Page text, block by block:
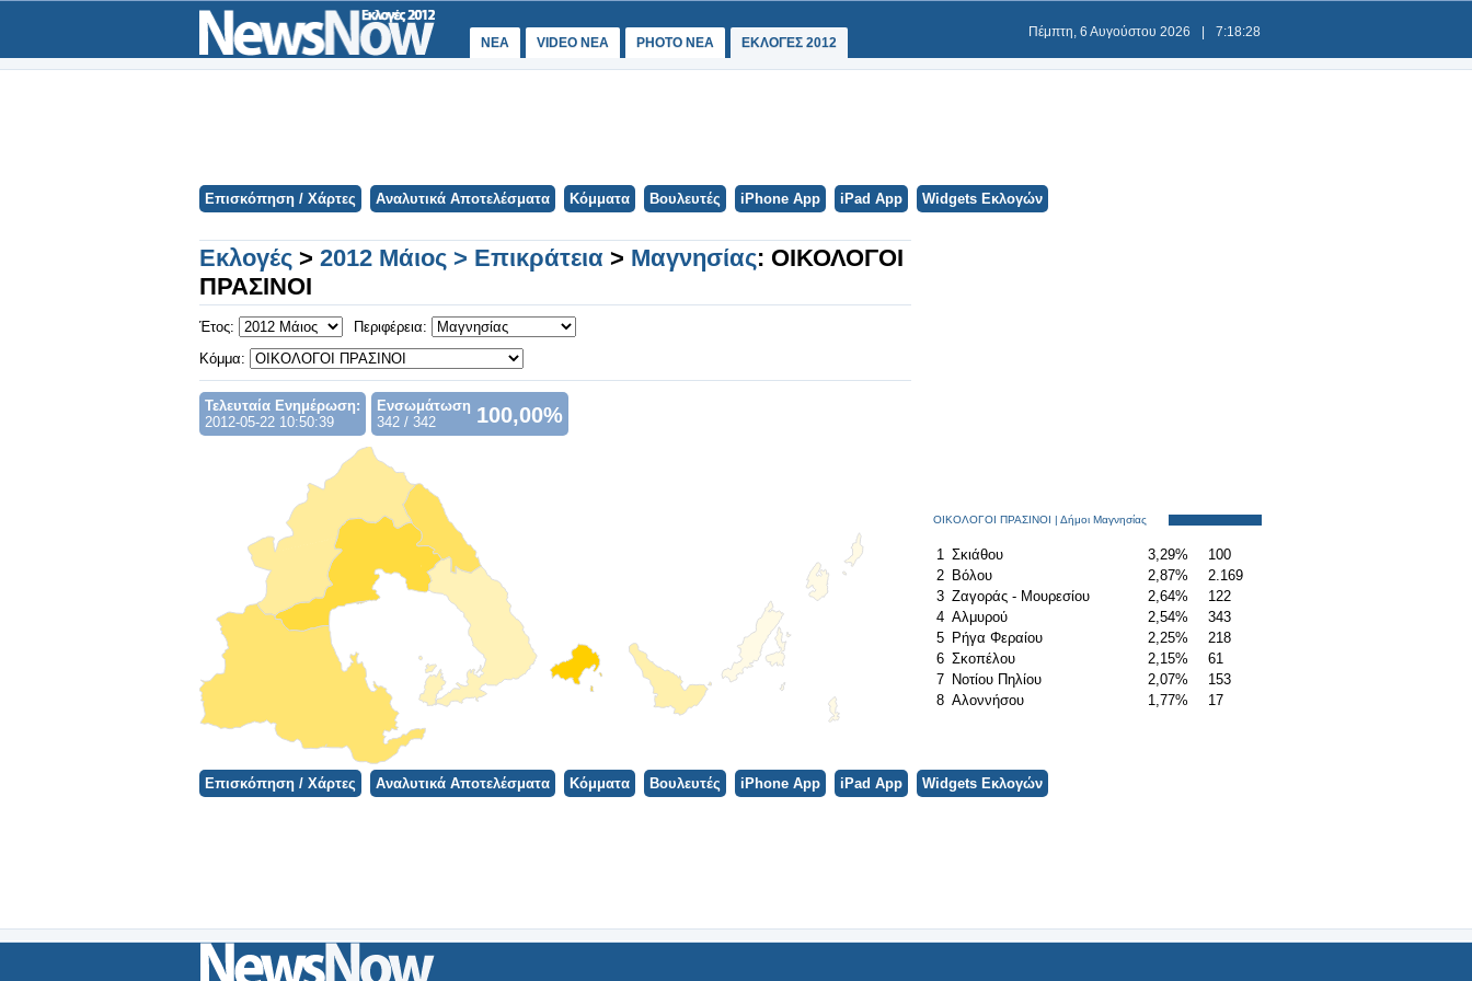
ΝΕΑ VIDEO NEA PHOTO NEA ΕΚΛΟΓΕΣ 2012
Πέμπτη, 6 Αυγούστου 2026 7:18:28
Επισκόπηση / Χάρτες Αναλυτικά Αποτελέσματα Κόμματα Βουλευτές iPhone App iPad App Widgets Εκλογών
Εκλογές > 2012 Μάιος > Επικράτεια > Μαγνησίας: ΟΙΚΟΛΟΓΟΙ
ΠΡΑΣΙΝΟΙ
Έτος:
Περιφέρεια:
Κόμμα:
Τελευταία Ενημέρωση:
2012-05-22 10:50:39
Ενσωμάτωση
342 / 342
100,00%
Φορτώνει ο Χάρτης...
ΟΙΚΟΛΟΓΟΙ ΠΡΑΣΙΝΟΙ | Δήμοι Μαγνησίας
1 Σκιάθου 3,29%
100
2 Βόλου 2,87%
2.169
3 Ζαγοράς - Μουρεσίου 2,64%
122
4 Αλμυρού 2,54%
343
5 Ρήγα Φεραίου 2,25%
218
6 Σκοπέλου 2,15%
61
7 Νοτίου Πηλίου 2,07%
153
8 Αλοννήσου 1,77% 17
Επισκόπηση / Χάρτες Αναλυτικά Αποτελέσματα Κόμματα Βουλευτές iPhone App iPad App Widgets Εκλογών